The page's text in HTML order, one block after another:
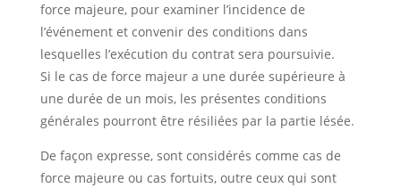
force majeure, pour examiner l’incidence de
l’événement et convenir des conditions dans
lesquelles l’exécution du contrat sera poursuivie.
Si le cas de force majeur a une durée supérieure à
une durée de un mois, les présentes conditions
générales pourront être résiliées par la partie lésée.
De façon expresse, sont considérés comme cas de
force majeure ou cas fortuits, outre ceux qui sont